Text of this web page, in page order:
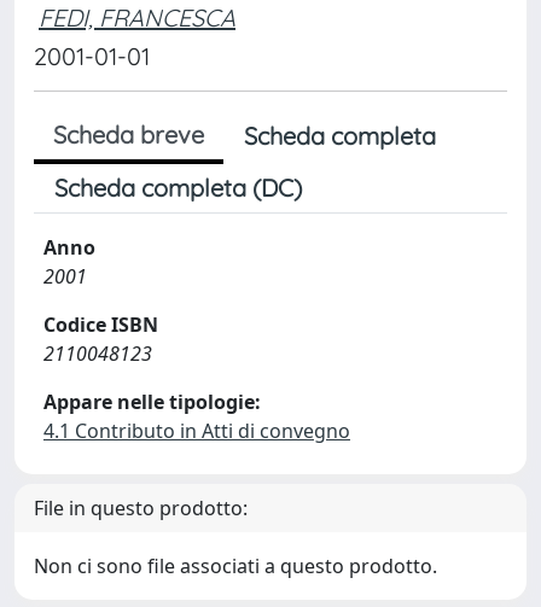
FEDI, FRANCESCA
2001-01-01
Scheda breve
Scheda completa
Scheda completa (DC)
Anno
2001
Codice ISBN
2110048123
Appare nelle tipologie:
4.1 Contributo in Atti di convegno
File in questo prodotto:
Non ci sono file associati a questo prodotto.